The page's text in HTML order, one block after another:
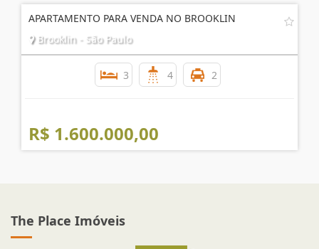
APARTAMENTO PARA VENDA NO BROOKLIN
Brooklin - São Paulo
3 4 2
R$ 1.600.000,00